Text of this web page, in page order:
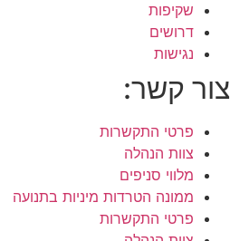
שקיפות
דרושים
נגישות
צור קשר:
פרטי התקשרות
צוות הנהלה
מלווי סניפים
ממונה הטרדות מיניות בתנועה
פרטי התקשרות